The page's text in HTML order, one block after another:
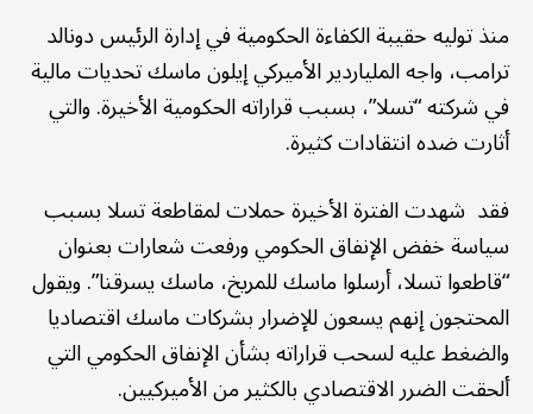
منذ توليه حقيبة الكفاءة الحكومية في إدارة الرئيس دونالد
ترامب، واجه الملياردير الأميركي إيلون ماسك تحديات مالية
في شركته “تسلا”، بسبب قراراته الحكومية الأخيرة. والتي
أثارت ضده انتقادات كثيرة.
فقد شهدت الفترة الأخيرة حملات لمقاطعة تسلا بسبب
سياسة خفض الإنفاق الحكومي ورفعت شعارات بعنوان
“قاطعوا تسلا، أرسلوا ماسك للمريخ، ماسك يسرقنا”. ويقول
المحتجون إنهم يسعون للإضرار بشركات ماسك اقتصاديا
والضغط عليه لسحب قراراته بشأن الإنفاق الحكومي التي
ألحقت الضرر الاقتصادي بالكثير من الأميركيين.